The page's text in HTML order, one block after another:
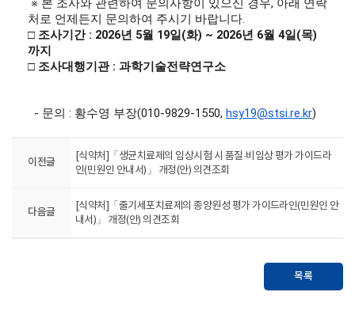
처로 언제든지 문의하여 주시기 바랍니다.
□ 조사기간 : 2026년 5월 19일(화) ~ 2026년 6월 4일(목)
까지
□ 조사대행기관 : 과학기술전략연구소
- 문의 : 황수영 부장(010-9829-1550, hsy19@stsi.re.kr)
이전글
[식약처]「생균치료제의 임상시험 시 품질·비임상 평가 가이드라
인(민원인 안내서)」 개정(안) 의견조회
다음글
[식약처]「줄기세포치료제의 종양원성 평가 가이드라인(민원인 안
내서)」 개정(안) 의견조회
목록